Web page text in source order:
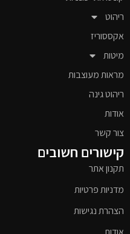
ריהוט
אקססוריז
מיטות
מראות מעוצבות
ריהוט גינה
אודות
צור קשר
קישורים חשובים
תקנון אתר
מדניות פרטיות
הצהרת נגישות